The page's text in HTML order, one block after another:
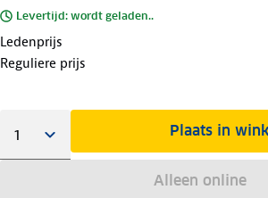
Levertijd: wordt geladen..
Ledenprijs
Reguliere prijs
Plaats in
Alleen online